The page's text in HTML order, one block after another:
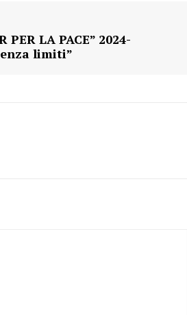
PER LA PACE” 2024-
limiti”